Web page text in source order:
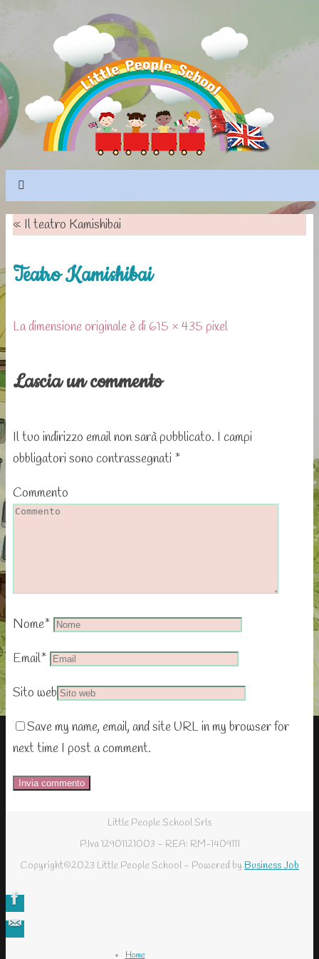
« Il teatro Kamishibai
Teatro Kamishibai
La dimensione originale è di 615 × 435 pixel
Lascia un commento
Il tuo indirizzo email non sarà pubblicato. I campi
obbligatori sono contrassegnati *
Commento
Nome*
Email*
Sito web
Save my name, email, and site URL in my browser for
next time I post a comment.
Little People School Srls
P.Iva 12901121003 - REA: RM-1409111
Copyright©2023 Little People School - Powered by Business Job
Home